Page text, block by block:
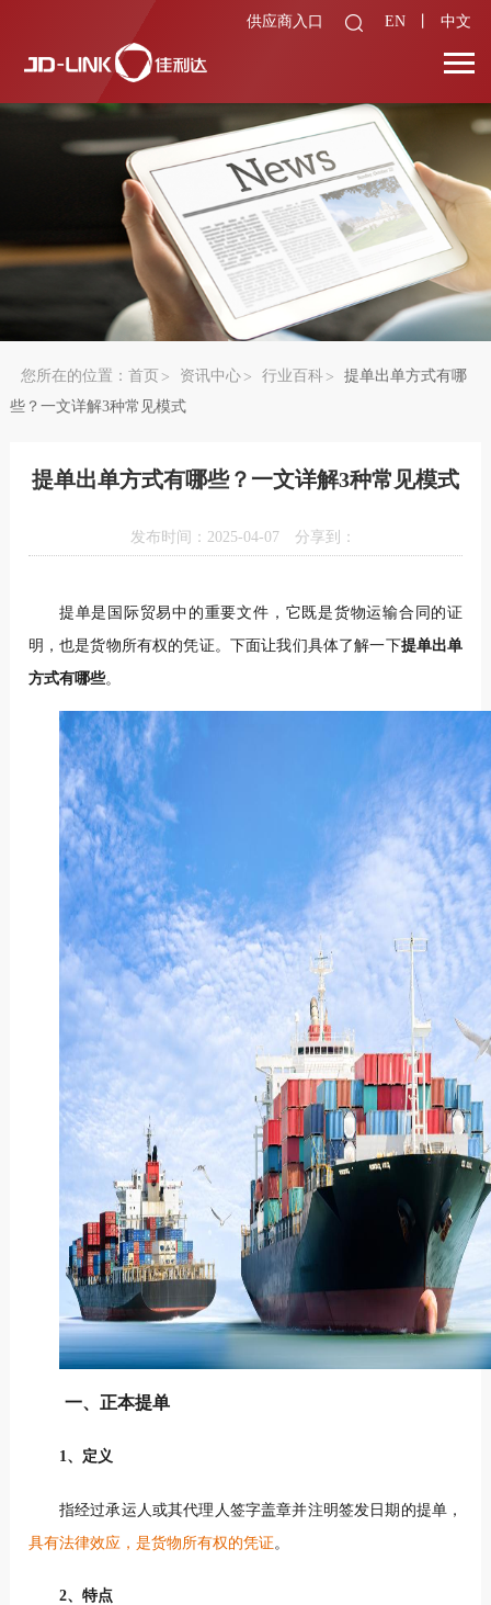
供应商入口 EN 中文
您所在的位置： 首页 资讯中心 行业百科
提单出单方式有哪
些？一文详解3种常见模式
提单出单方式有哪些？一文详解3种常见模式
发布时间：2025-04-07 分享到：
提单是国际贸易中的重要文件，它既是货物运输合同的证
明，也是货物所有权的凭证。下面让我们具体了解一下提单出单
方式有哪些。
一、正本提单
1、定义
指经过承运人或其代理人签字盖章并注明签发日期的提单，
具有法律效应，是货物所有权的凭证。
2、特点